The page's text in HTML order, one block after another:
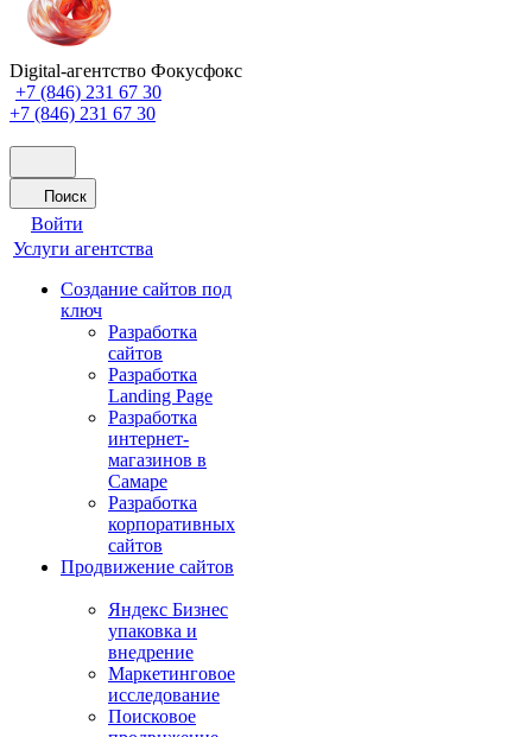
Digital-агентство Фокусфокс
+7 (846) 231 67 30
+7 (846) 231 67 30
Поиск
Войти
Услуги агентства
Создание сайтов под
ключ
Разработка
сайтов
Разработка
Landing Page
Разработка
интернет-
магазинов в
Самаре
Разработка
корпоративных
сайтов
Продвижение сайтов
Яндекс Бизнес
упаковка и
внедрение
Маркетинговое
исследование
Поисковое